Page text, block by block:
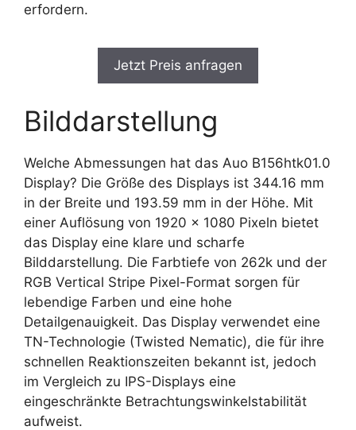
erfordern.
Jetzt Preis anfragen
Bilddarstellung
Welche Abmessungen hat das Auo B156htk01.0
Display? Die Größe des Displays ist 344.16 mm
in der Breite und 193.59 mm in der Höhe. Mit
einer Auflösung von 1920 x 1080 Pixeln bietet
das Display eine klare und scharfe
Bilddarstellung. Die Farbtiefe von 262k und der
RGB Vertical Stripe Pixel-Format sorgen für
lebendige Farben und eine hohe
Detailgenauigkeit. Das Display verwendet eine
TN-Technologie (Twisted Nematic), die für ihre
schnellen Reaktionszeiten bekannt ist, jedoch
im Vergleich zu IPS-Displays eine
eingeschränkte Betrachtungswinkelstabilität
aufweist.